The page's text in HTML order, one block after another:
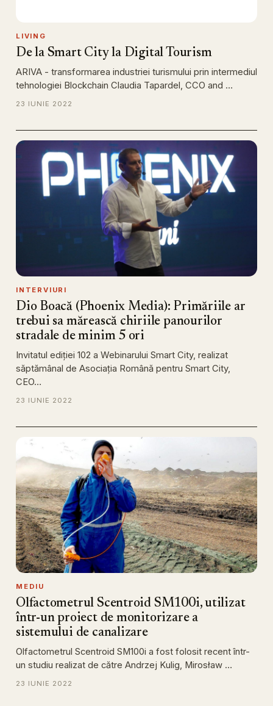
LIVING
De la Smart City la Digital Tourism
ARIVA - transformarea industriei turismului prin intermediul
tehnologiei Blockchain Claudia Tapardel, CCO and …
23 IUNIE 2022
INTERVIURI
Dio Boacă (Phoenix Media): Primăriile ar
trebui sa mărească chiriile panourilor
stradale de minim 5 ori
Invitatul ediției 102 a Webinarului Smart City, realizat
săptămânal de Asociația Română pentru Smart City,
CEO…
23 IUNIE 2022
MEDIU
Olfactometrul Scentroid SM100i, utilizat
într-un proiect de monitorizare a
sistemului de canalizare
Olfactometrul Scentroid SM100i a fost folosit recent într-
un studiu realizat de către Andrzej Kulig, Mirosław …
23 IUNIE 2022